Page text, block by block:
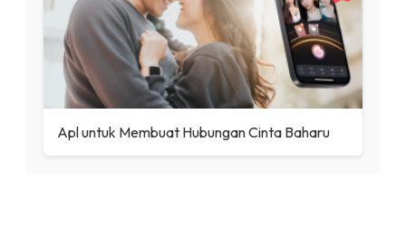
Apl untuk Membuat Hubungan Cinta Baharu